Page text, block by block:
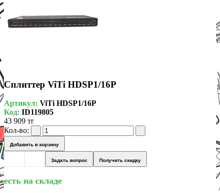
Сплиттер ViTi HDSP1/16P
Артикул: ViTi HDSP1/16P
Код: ID119805
43 909 тг
Кол-во:
Добавить в корзину
Задать вопрос Получить скидку
есть на складе